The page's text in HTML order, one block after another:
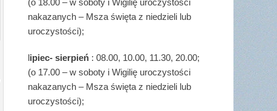
(o 18.00 – w soboty i Wigilię uroczystości
nakazanych – Msza święta z niedzieli lub
uroczystości);
lipiec- sierpień : 08.00, 10.00, 11.30, 20.00;
(o 17.00 – w soboty i Wigilię uroczystości
nakazanych – Msza święta z niedzieli lub
uroczystości);